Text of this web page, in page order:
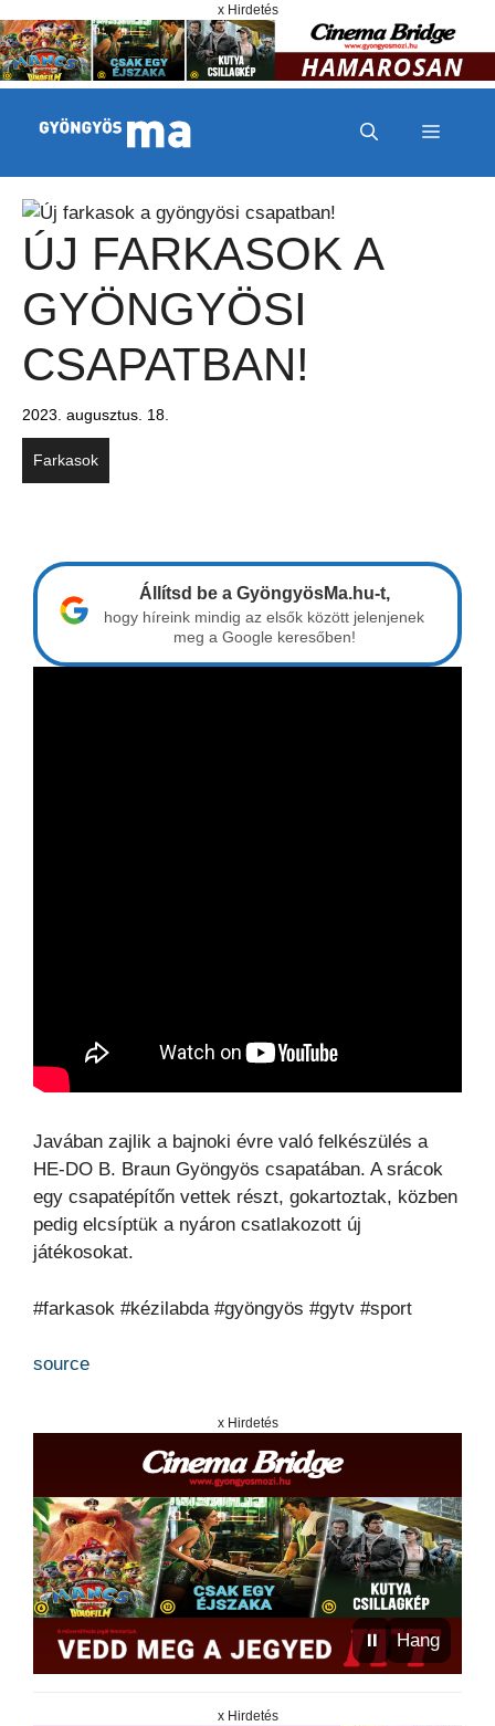
x Hirdetés
MENÜ
ÚJ FARKASOK A
GYÖNGYÖSI
CSAPATBAN!
2023. augusztus. 18.
Farkasok
Állítsd be a GyöngyösMa.hu-t,
hogy híreink mindig az elsők között jelenjenek
meg a Google keresőben!
Javában zajlik a bajnoki évre való felkészülés a
HE-DO B. Braun Gyöngyös csapatában. A srácok
egy csapatépítőn vettek részt, gokartoztak, közben
pedig elcsíptük a nyáron csatlakozott új
játékosokat.
#farkasok #kézilabda #gyöngyös #gytv #sport
source
x Hirdetés
⏸ Hang
x Hirdetés